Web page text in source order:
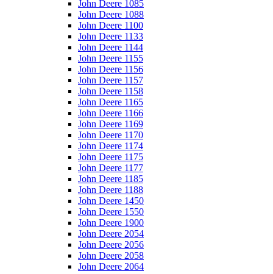
John Deere 1085
John Deere 1088
John Deere 1100
John Deere 1133
John Deere 1144
John Deere 1155
John Deere 1156
John Deere 1157
John Deere 1158
John Deere 1165
John Deere 1166
John Deere 1169
John Deere 1170
John Deere 1174
John Deere 1175
John Deere 1177
John Deere 1185
John Deere 1188
John Deere 1450
John Deere 1550
John Deere 1900
John Deere 2054
John Deere 2056
John Deere 2058
John Deere 2064